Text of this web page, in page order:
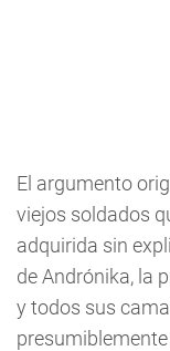
El argumento
viejos soldados
adquirida sin
de Andrónika, la
y todos sus